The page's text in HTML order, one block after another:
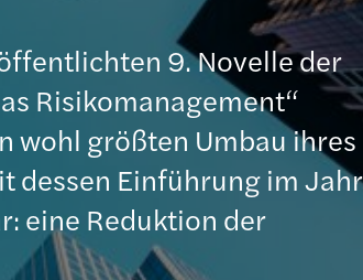
9. Novelle der
Risikomanagement“
wohl größten Umbau ihres
dessen Einführung im Jahr
eine Reduktion der